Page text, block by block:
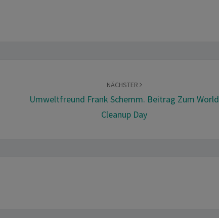
NÄCHSTER
Umweltfreund Frank Schemm. Beitrag Zum World
Cleanup Day